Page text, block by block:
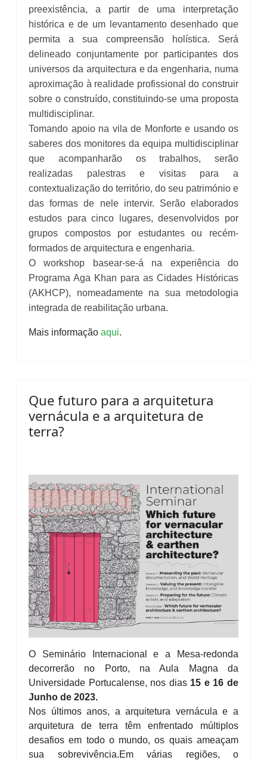
preexistência, a partir de uma interpretação
histórica e de um levantamento desenhado que
permita a sua compreensão holística. Será
delineado conjuntamente por participantes dos
universos da arquitectura e da engenharia, numa
aproximação à realidade profissional do construir
sobre o construído, constituindo-se uma proposta
multidisciplinar.
Tomando apoio na vila de Monforte e usando os
saberes dos monitores da equipa multidisciplinar
que acompanharão os trabalhos, serão
realizadas palestras e visitas para a
contextualização do território, do seu património e
das formas de nele intervir. Serão elaborados
estudos para cinco lugares, desenvolvidos por
grupos compostos por estudantes ou recém-
formados de arquitectura e engenharia.
O workshop basear-se-á na experiência do
Programa Aga Khan para as Cidades Históricas
(AKHCP), nomeadamente na sua metodologia
integrada de reabilitação urbana.
Mais informação aqui.
Que futuro para a arquitetura
vernácula e a arquitetura de
terra?
O Seminário Internacional e a Mesa-redonda
decorrerão no Porto, na Aula Magna da
Universidade Portucalense, nos dias 15 e 16 de
Junho de 2023.
Nos últimos anos, a arquitetura vernácula e a
arquitetura de terra têm enfrentado múltiplos
desafios em todo o mundo, os quais ameaçam
sua sobrevivência.Em várias regiões, o